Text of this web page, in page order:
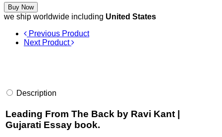
Buy Now
we ship worldwide including United States
Previous Product
Next Product
Description
Leading From The Back by Ravi Kant |
Gujarati Essay book.